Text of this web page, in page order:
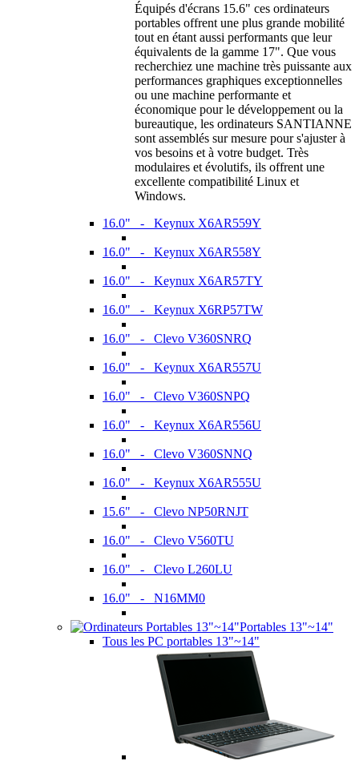
Équipés d'écrans 15.6" ces ordinateurs
portables offrent une plus grande mobilité
tout en étant aussi performants que leur
équivalents de la gamme 17". Que vous
recherchiez une machine très puissante aux
performances graphiques exceptionnelles
ou une machine performante et
économique pour le développement ou la
bureautique, les ordinateurs SANTIANNE
sont assemblés sur mesure pour s'ajuster à
vos besoins et à votre budget. Très
modulaires et évolutifs, ils offrent une
excellente compatibilité Linux et
Windows.
16.0" - Keynux X6AR559Y
16.0" - Keynux X6AR558Y
16.0" - Keynux X6AR57TY
16.0" - Keynux X6RP57TW
16.0" - Clevo V360SNRQ
16.0" - Keynux X6AR557U
16.0" - Clevo V360SNPQ
16.0" - Keynux X6AR556U
16.0" - Clevo V360SNNQ
16.0" - Keynux X6AR555U
15.6" - Clevo NP50RNJT
16.0" - Clevo V560TU
16.0" - Clevo L260LU
16.0" - N16MM0
Portables 13"~14"
Tous les PC portables 13"~14"